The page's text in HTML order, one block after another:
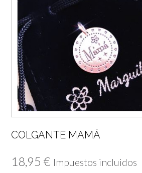
COLGANTE MAMÁ
18,95 € Impuestos incluidos